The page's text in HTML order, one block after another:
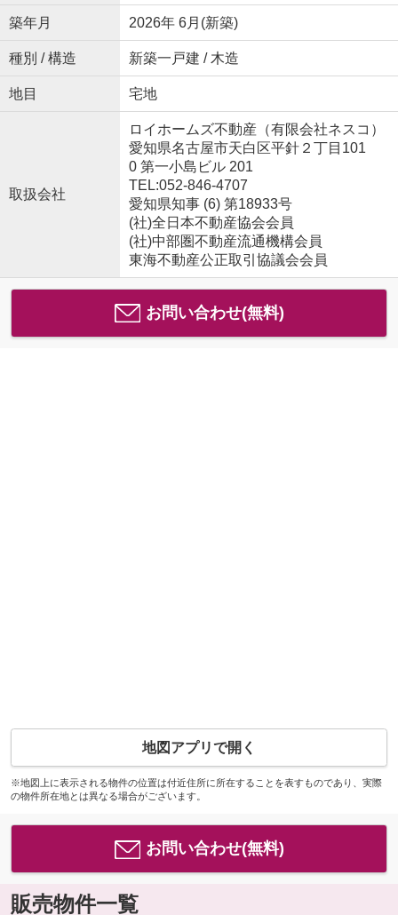
築年月 2026年 6月(新築)
種別 / 構造 新築一戸建 / 木造
地目 宅地
取扱会社
ロイホームズ不動産（有限会社ネスコ）
愛知県名古屋市天白区平針２丁目101
0 第一小島ビル 201
TEL:052-846-4707
愛知県知事 (6) 第18933号
(社)全日本不動産協会会員
(社)中部圏不動産流通機構会員
東海不動産公正取引協議会会員
お問い合わせ(無料)
地図アプリで開く
※地図上に表示される物件の位置は付近住所に所在することを表すものであり、実際
の物件所在地とは異なる場合がございます。
お問い合わせ(無料)
販売物件一覧